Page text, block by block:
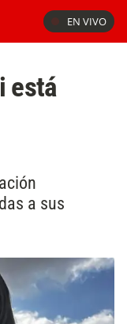
EN VIVO
está
a sus